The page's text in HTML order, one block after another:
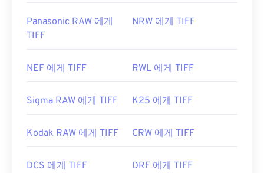
Panasonic RAW 에게
TIFF
NRW 에게 TIFF
NEF 에게 TIFF RWL 에게 TIFF
Sigma RAW 에게 TIFF K25 에게 TIFF
Kodak RAW 에게 TIFF CRW 에게 TIFF
DCS 에게 TIFF DRF 에게 TIFF